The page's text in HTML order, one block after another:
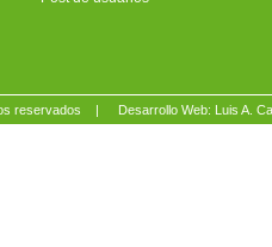
reservados | Desarrollo Web: Luis